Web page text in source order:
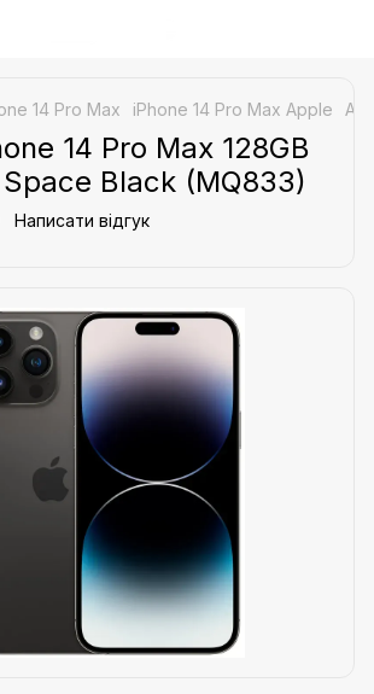
14 Pro Max iPhone 14 Pro Max Apple
14 Pro Max 128GB
Black (MQ833)
Написати відгук